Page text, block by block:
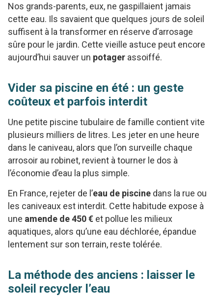
Nos grands-parents, eux, ne gaspillaient jamais
cette eau. Ils savaient que quelques jours de soleil
suffisent à la transformer en réserve d’arrosage
sûre pour le jardin. Cette vieille astuce peut encore
aujourd’hui sauver un potager assoiffé.
Vider sa piscine en été : un geste
coûteux et parfois interdit
Une petite piscine tubulaire de famille contient vite
plusieurs milliers de litres. Les jeter en une heure
dans le caniveau, alors que l’on surveille chaque
arrosoir au robinet, revient à tourner le dos à
l’économie d’eau la plus simple.
En France, rejeter de l’eau de piscine dans la rue ou
les caniveaux est interdit. Cette habitude expose à
une amende de 450 € et pollue les milieux
aquatiques, alors qu’une eau déchlorée, épandue
lentement sur son terrain, reste tolérée.
La méthode des anciens : laisser le
soleil recycler l’eau